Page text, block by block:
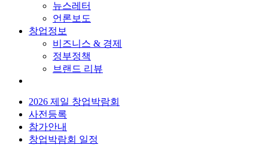
뉴스레터
언론보도
창업정보
비즈니스 & 경제
정부정책
브랜드 리뷰
2026 제일 창업박람회
사전등록
참가안내
창업박람회 일정